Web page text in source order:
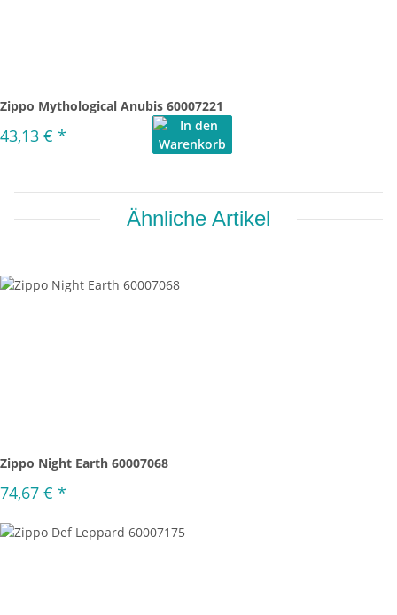
Zippo Mythological Anubis 60007221
43,13 € *
Ähnliche Artikel
Zippo Night Earth 60007068
74,67 € *